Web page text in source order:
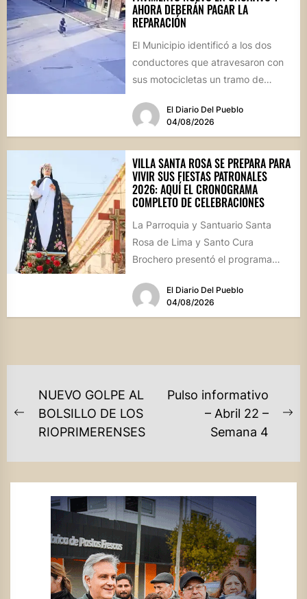
AHORA DEBERÁN PAGAR LA
REPARACIÓN
El Municipio identificó a los dos
conductores que atravesaron con
sus motocicletas un tramo de
calle...
El Diario Del Pueblo
04/08/2026
VILLA SANTA ROSA SE PREPARA PARA
VIVIR SUS FIESTAS PATRONALES
2026: AQUÍ EL CRONOGRAMA
COMPLETO DE CELEBRACIONES
La Parroquia y Santuario Santa
Rosa de Lima y Santo Cura
Brochero presentó el programa
El Diario Del Pueblo
04/08/2026
NAVEGACIÓN
DE
ENTRADAS
Previous
post:
NUEVO GOLPE AL
BOLSILLO DE LOS
RIOPRIMERENSES
Pulso informativo
– Abril 22 –
Semana 4